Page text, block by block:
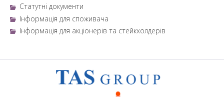
Статутні документи
Інформація для споживача
Інформація для акціонерів та стейкхолдерів